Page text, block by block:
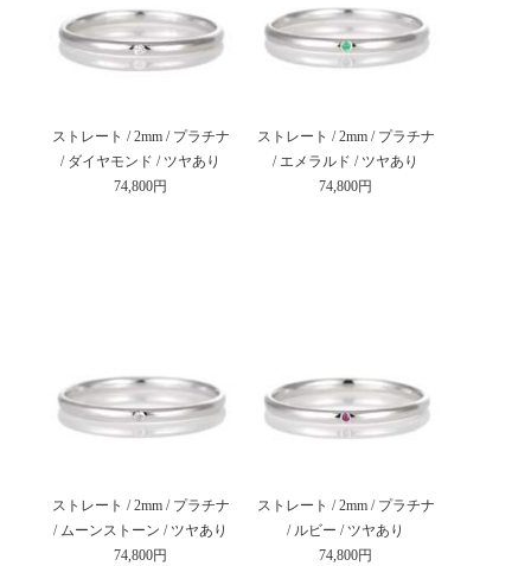
ストレート / 2mm / プラチナ
/ ダイヤモンド / ツヤあり
74,800円
ストレート / 2mm / プラチナ
/ エメラルド / ツヤあり
74,800円
ストレート / 2mm / プラチナ
/ ムーンストーン / ツヤあり
74,800円
ストレート / 2mm / プラチナ
/ ルビー / ツヤあり
74,800円